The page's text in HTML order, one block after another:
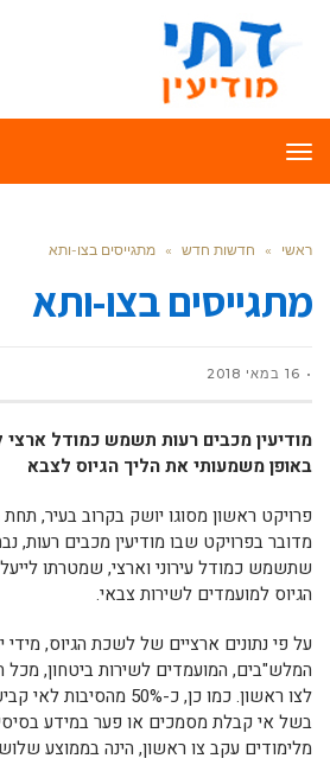
תפריט
ראשי » חדשות חדש » מתגייסים בצו-ותא
מתגייסים בצו-ותא
16 במאי 2018
מודיעין מכבים רעות תשמש כמודל ארצי
באופן משמעותי את הליך הגיוס לצבא
פרויקט ראשון מסוגו יושק בקרוב בעיר,
מדובר בפרויקט שבו מודיעין מכבים רעות,
שתשמש כמודל עירוני וארצי, שמטרתו
הגיוס למועמדים לשירות צבאי.
המלש"בים, המועמדים לשירות ביטחון, מכל
לצו ראשון. כמו כן, כ-50%
בשל אי קבלת מסמכים או פער במידע
מלימודים עקב צו ראשון, הינה בממוצע